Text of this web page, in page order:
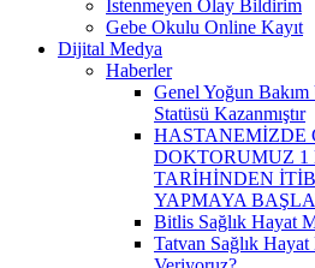
İstenmeyen Olay Bildirim
Gebe Okulu Online Kayıt
Dijital Medya
Haberler
Genel Yoğun
Statüsü Kazanmıştır
HASTANEMİZDE
DOKTORUMUZ 1
TARİHİNDEN
YAPMAYA
Bitlis Sağlık Hayat
Tatvan Sağlık